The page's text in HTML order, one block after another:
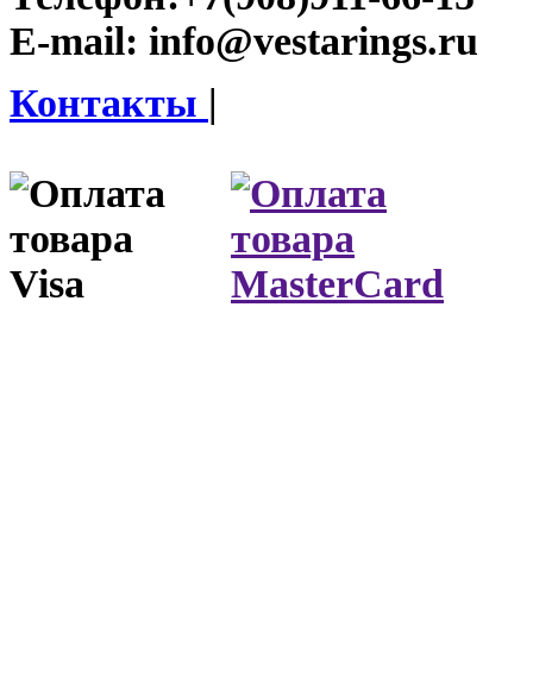
E-mail: info@vestarings.ru
Контакты |